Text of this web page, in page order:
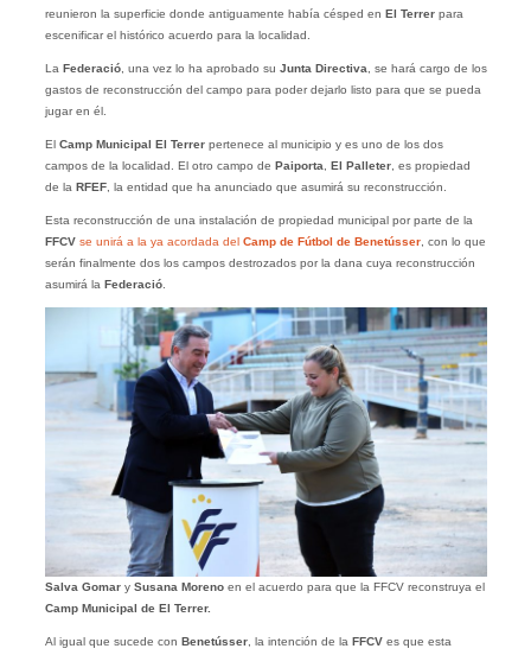
reunieron la superficie donde antiguamente había césped en El Terrerpara
escenificar el histórico acuerdo para la localidad.
La Federació, una vez lo ha aprobado su Junta Directiva , se hará cargo de los
gastos de reconstrucción del campo para poder dejarlo listo para que se pueda
jugar en él.
El Camp Municipal El Terrer pertenece al municipio y es uno de los dos
campos de la localidad. El otro campo de Paiporta El Palleter, es propiedad
de la RFEF, la entidad que ha anunciado que asumirá su reconstrucción.
Esta reconstrucción de una instalación de propiedad municipal por parte de la
FFCV se unirá a la ya acordada del Camp de Fútbol de Benetússer, con lo que
serán finalmente dos los campos destrozados por la dana cuya reconstrucción
asumirá la Federació.
Salva Gomary Susana Morenoen el acuerdo para que la FFCV reconstruya el
Camp Municipal de El Terrer.
Al igual que sucede con Benetússer, la intención de la FFCVes que esta